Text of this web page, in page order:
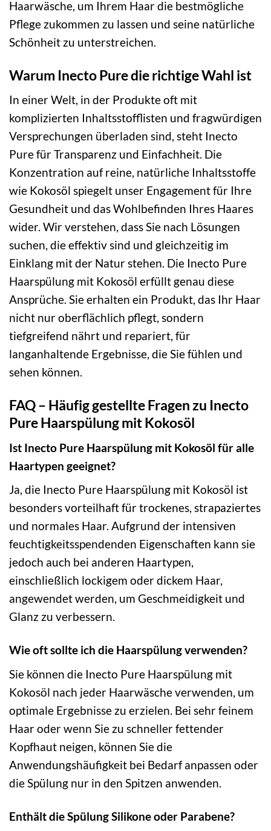
Haarwäsche, um Ihrem Haar die bestmögliche
Pflege zukommen zu lassen und seine natürliche
Schönheit zu unterstreichen.
Warum Inecto Pure die richtige Wahl ist
In einer Welt, in der Produkte oft mit
komplizierten Inhaltsstofflisten und fragwürdigen
Versprechungen überladen sind, steht Inecto
Pure für Transparenz und Einfachheit. Die
Konzentration auf reine, natürliche Inhaltsstoffe
wie Kokosöl spiegelt unser Engagement für Ihre
Gesundheit und das Wohlbefinden Ihres Haares
wider. Wir verstehen, dass Sie nach Lösungen
suchen, die effektiv sind und gleichzeitig im
Einklang mit der Natur stehen. Die Inecto Pure
Haarspülung mit Kokosöl erfüllt genau diese
Ansprüche. Sie erhalten ein Produkt, das Ihr Haar
nicht nur oberflächlich pflegt, sondern
tiefgreifend nährt und repariert, für
langanhaltende Ergebnisse, die Sie fühlen und
sehen können.
FAQ – Häufig gestellte Fragen zu Inecto
Pure Haarspülung mit Kokosöl
Ist Inecto Pure Haarspülung mit Kokosöl für alle
Haartypen geeignet?
Ja, die Inecto Pure Haarspülung mit Kokosöl ist
besonders vorteilhaft für trockenes, strapaziertes
und normales Haar. Aufgrund der intensiven
feuchtigkeitsspendenden Eigenschaften kann sie
jedoch auch bei anderen Haartypen,
einschließlich lockigem oder dickem Haar,
angewendet werden, um Geschmeidigkeit und
Glanz zu verbessern.
Wie oft sollte ich die Haarspülung verwenden?
Sie können die Inecto Pure Haarspülung mit
Kokosöl nach jeder Haarwäsche verwenden, um
optimale Ergebnisse zu erzielen. Bei sehr feinem
Haar oder wenn Sie zu schneller fettender
Kopfhaut neigen, können Sie die
Anwendungshäufigkeit bei Bedarf anpassen oder
die Spülung nur in den Spitzen anwenden.
Enthält die Spülung Silikone oder Parabene?